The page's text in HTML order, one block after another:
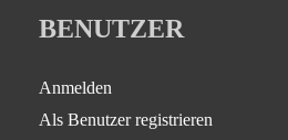
BENUTZER
Anmelden
Als Benutzer registrieren